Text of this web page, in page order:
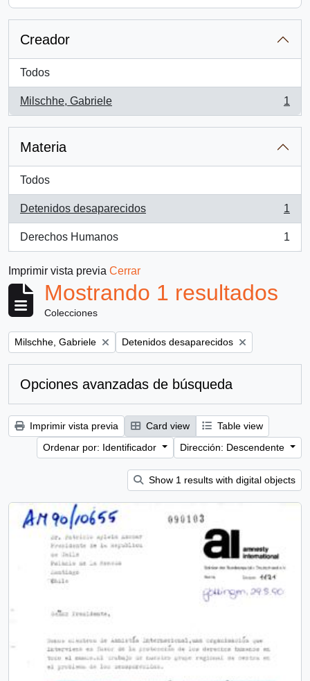
Creador
Todos
Milschhe, Gabriele
, 1 resultados
1
Materia
Todos
Detenidos desaparecidos
, 1 resultados
1
Derechos Humanos
, 1 resultados
1
Imprimir vista previa Cerrar
Mostrando 1 resultados
Colecciones
Remove filter:
Milschhe, Gabriele Remove filter:
Detenidos desaparecidos
Opciones avanzadas de búsqueda
Imprimir vista previa Card view
Table view
Ordenar por: Identificador
Dirección: Descendente
Show 1 results with digital objects